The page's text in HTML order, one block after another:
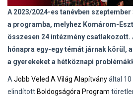
A 2023/2024-es tanévben
a programba, melyhez Komárom-
összesen 24 intézmény csatlakozott.
hónapra egy-egy témát járnak körül,
a gyerekeket a hétköznapi
A Jobb Veled A Világ Alapítványáltal 10
elindított Boldogságóra Program